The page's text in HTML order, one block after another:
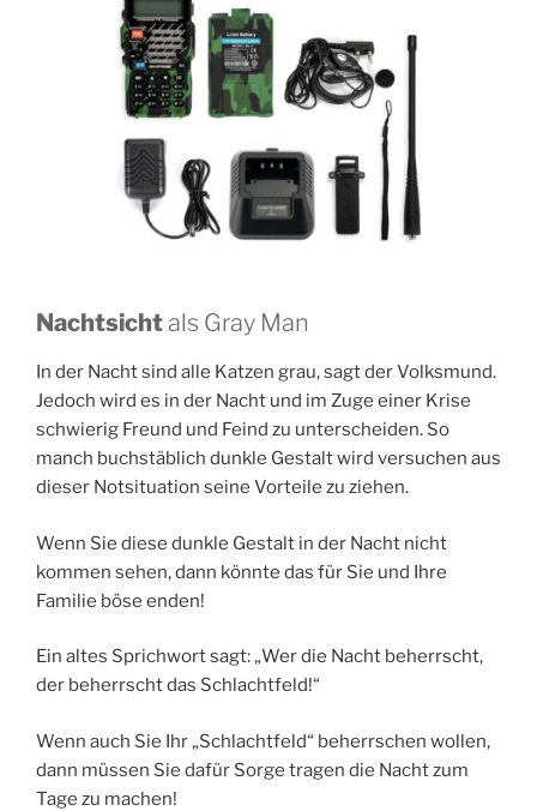
Nachtsicht als Gray Man
In der Nacht sind alle Katzen grau, sagt der Volksmund.
Jedoch wird es in der Nacht und im Zuge einer Krise
schwierig Freund und Feind zu unterscheiden. So
manch buchstäblich dunkle Gestalt wird versuchen aus
dieser Notsituation seine Vorteile zu ziehen.
Wenn Sie diese dunkle Gestalt in der Nacht nicht
kommen sehen, dann könnte das für Sie und Ihre
Familie böse enden!
Ein altes Sprichwort sagt: „Wer die Nacht beherrscht,
der beherrscht das Schlachtfeld!“
Wenn auch Sie Ihr „Schlachtfeld“ beherrschen wollen,
dann müssen Sie dafür Sorge tragen die Nacht zum
Tage zu machen!